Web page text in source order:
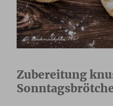
Zubereitung